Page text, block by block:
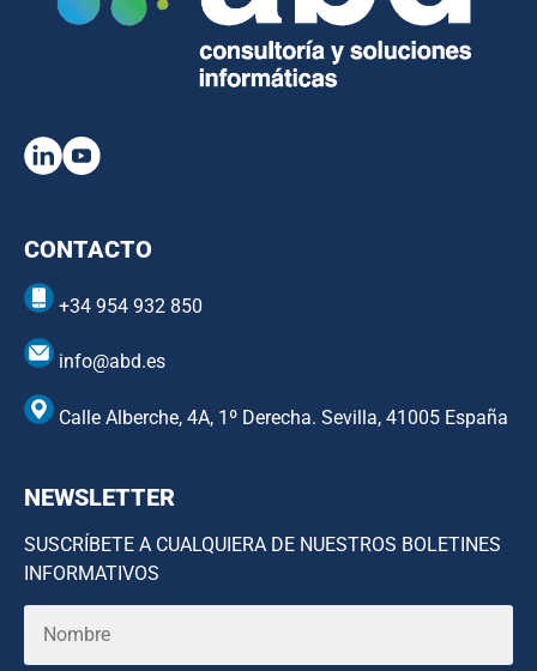
CONTACTO
+34 954 932 850
info@abd.es
Calle Alberche, 4A, 1º Derecha. Sevilla, 41005 España
NEWSLETTER
SUSCRÍBETE A CUALQUIERA DE NUESTROS BOLETINES
INFORMATIVOS